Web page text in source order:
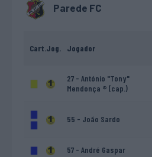
Parede FC
Cart.Jog. Jogador
27 - António "Tony"
Mendonça ® (cap.)
55 - João Sardo
57 - André Gaspar